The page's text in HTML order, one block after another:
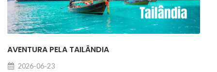
AVENTURA PELA TAILÂNDIA
2026-06-23